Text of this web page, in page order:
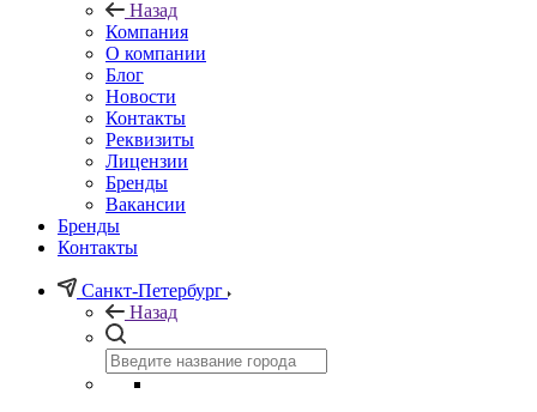
Назад
Компания
О компании
Блог
Новости
Контакты
Реквизиты
Лицензии
Бренды
Вакансии
Бренды
Контакты
Санкт-Петербург
Назад